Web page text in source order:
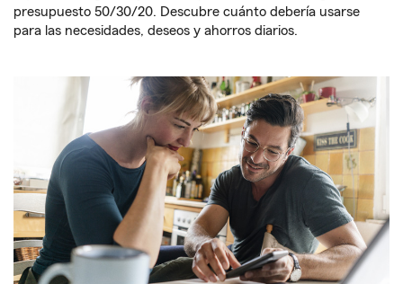
presupuesto 50/30/20. Descubre cuánto debería usarse
para las necesidades, deseos y ahorros diarios.